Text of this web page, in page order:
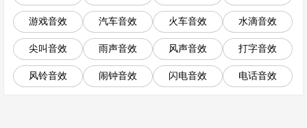
游戏音效 汽车音效 火车音效 水滴音效
尖叫音效 雨声音效 风声音效 打字音效
风铃音效 闹钟音效 闪电音效 电话音效